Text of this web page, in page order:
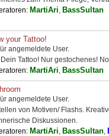
MartiAri, BassSultan
your Tattoo!
angemeldete User.
Tattoo! Nur gestochenes!
MartiAri, BassSultan
angemeldete User.
von Motiven/ Flashs.
Diskussionen.
MartiAri, BassSultan,